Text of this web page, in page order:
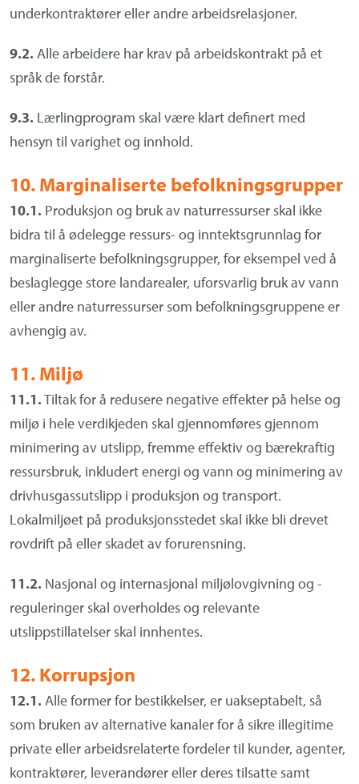
underkontraktører eller andre arbeidsrelasjoner.
9.2. Alle arbeidere har krav på arbeidskontrakt på et
språk de forstår.
9.3. Lærlingprogram skal være klart definert med
hensyn til varighet og innhold.
10. Marginaliserte befolkningsgrupper
10.1. Produksjon og bruk av naturressurser skal ikke
bidra til å ødelegge ressurs- og inntektsgrunnlag for
marginaliserte befolkningsgrupper, for eksempel ved å
beslaglegge store landarealer, uforsvarlig bruk av vann
eller andre naturressurser som befolkningsgruppene er
avhengig av.
11. Miljø
11.1.Tiltak for å redusere negative effekter på helse og
miljø i hele verdikjeden skal gjennomføres gjennom
minimering av utslipp, fremme effektiv og bærekraftig
ressursbruk, inkludert energi og vann og minimering av
drivhusgassutslipp i produksjon og transport.
Lokalmiljøet på produksjonsstedet skal ikke bli drevet
rovdrift på eller skadet av forurensning.
11.2. Nasjonal og internasjonal miljølovgivning og -
reguleringer skal overholdes og relevante
utslippstillatelser skal innhentes.
12. Korrupsjon
12.1. Alle former for bestikkelser, er uakseptabelt, så
som bruken av alternative kanaler for å sikre illegitime
private eller arbeidsrelaterte fordeler til kunder, agenter,
kontraktører, leverandører eller deres tilsatte samt